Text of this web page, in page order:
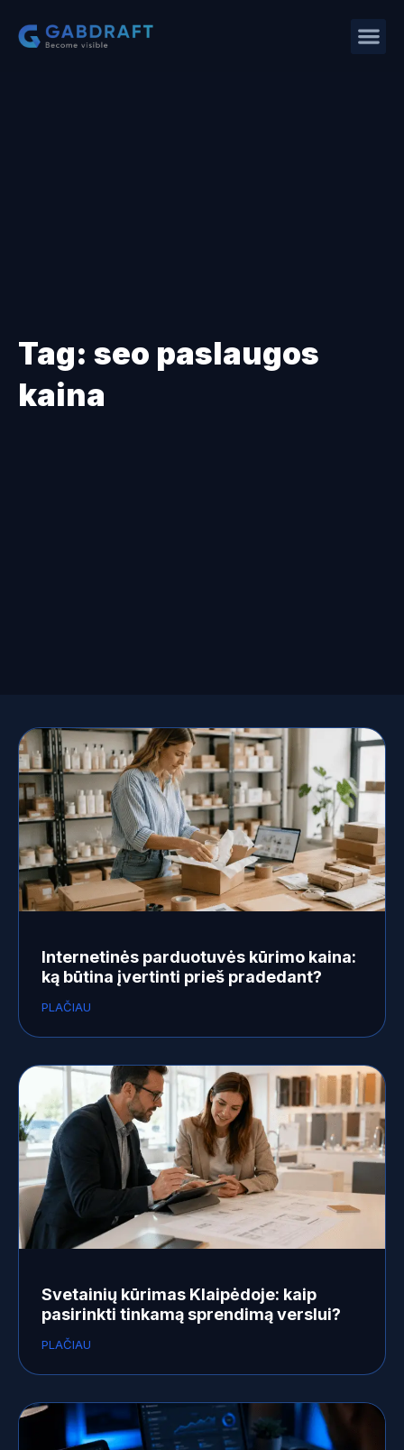
Tag: seo paslaugos
kaina
Internetinės parduotuvės kūrimo kaina:
ką būtina įvertinti prieš pradedant?
PLAČIAU
Svetainių kūrimas Klaipėdoje: kaip
pasirinkti tinkamą sprendimą verslui?
PLAČIAU